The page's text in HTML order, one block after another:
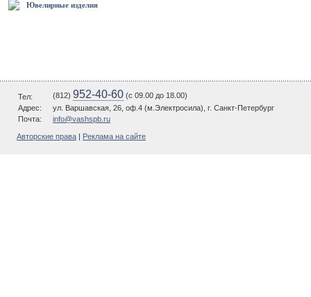
Ювелирные изделия
Тел: (812) 952-40-60 (c 09.00 до 18.00)
Адрес:
ул. Варшавская, 26, оф.4 (м.Электросила), г. Санкт-Петербург
Почта:
info@vashspb.ru
Авторские права Реклама на сайте